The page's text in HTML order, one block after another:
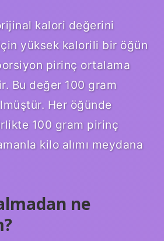
kalori değerini
yüksek kalorili bir öğün
pirinç ortalama
Bu değer 100 gram
Her öğünde
100 gram pirinç
kilo alımı meydana
ne